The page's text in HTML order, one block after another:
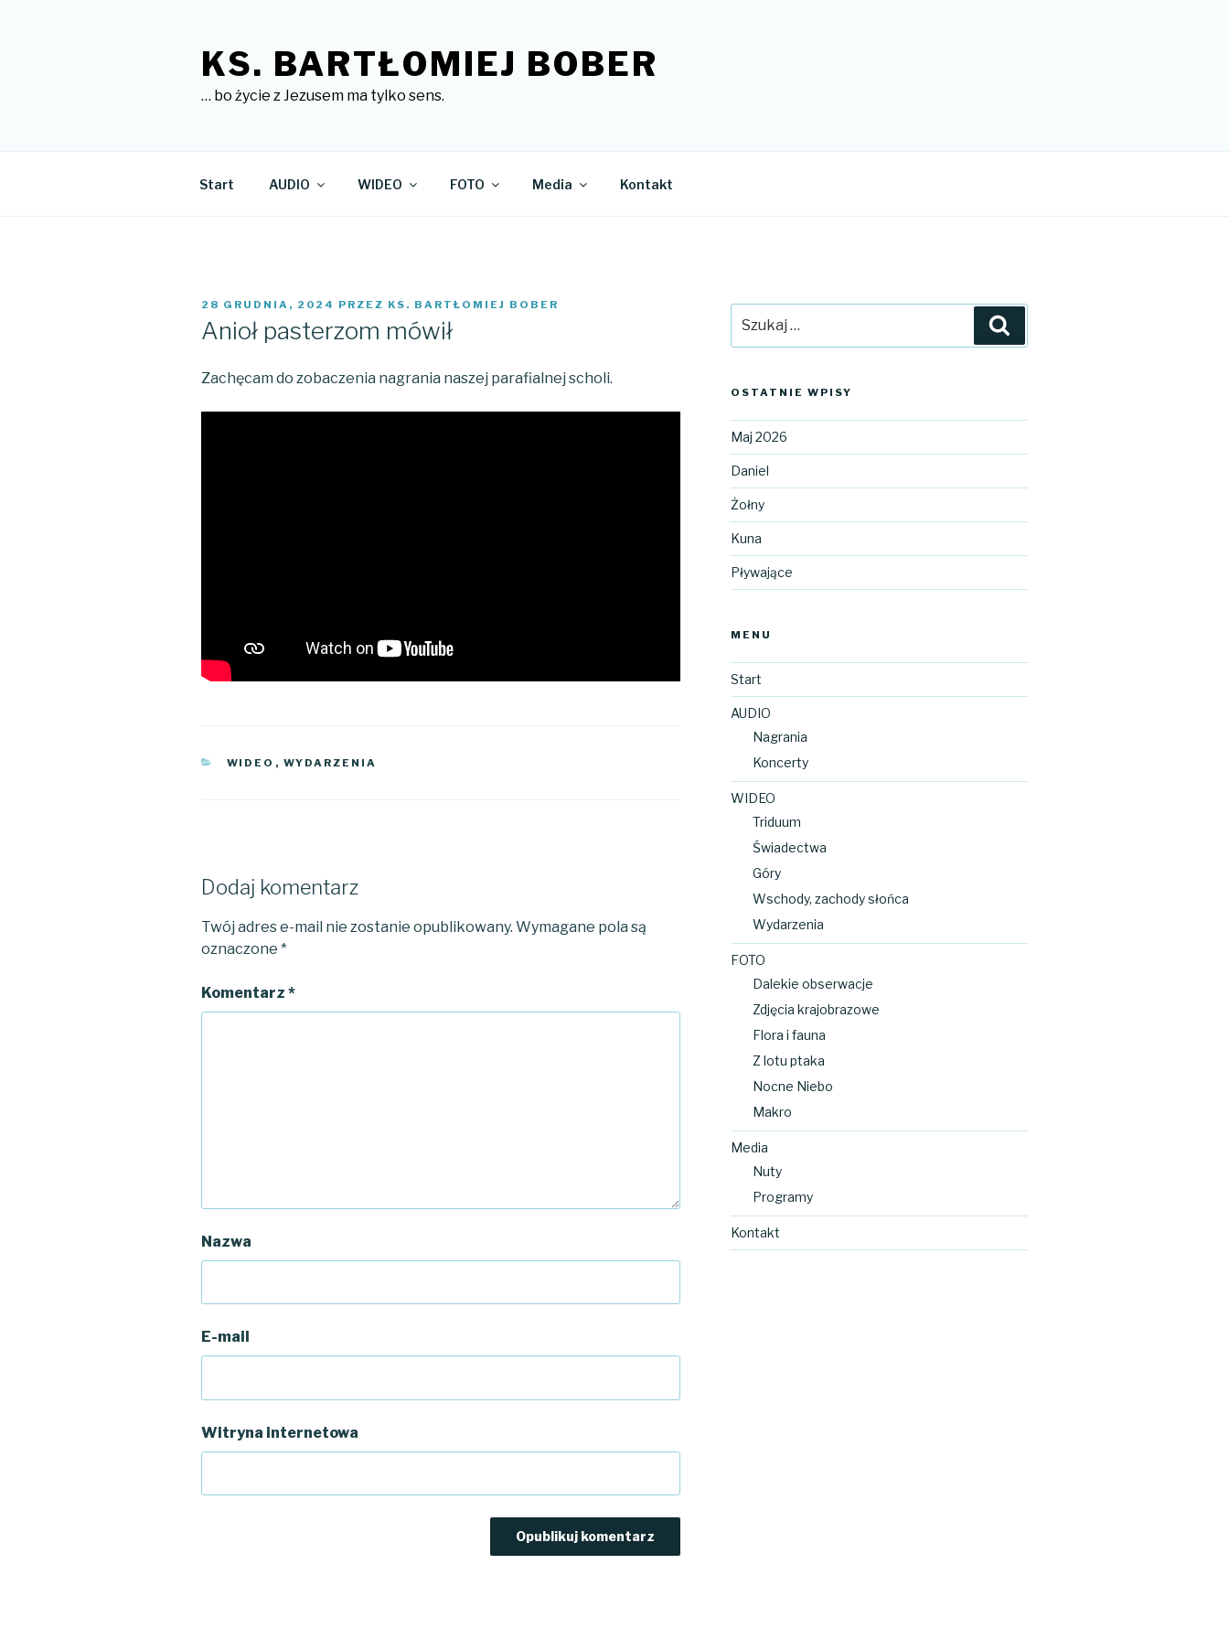
KS. BARTŁOMIEJ BOBER
… bo życie z Jezusem ma tylko sens.
Start AUDIO WIDEO FOTO Media Kontakt
OPUBLIKOWANE
28 GRUDNIA, 2024 PRZEZ KS. BARTŁOMIEJ BOBER
Anioł pasterzom mówił
Zachęcam do zobaczenia nagrania naszej parafialnej scholi.
KATEGORIE
WIDEO , WYDARZENIA
Dodaj komentarz
Twój adres e-mail nie zostanie opublikowany. Wymagane pola są
oznaczone *
Komentarz *
Nazwa
E-mail
Witryna internetowa
OSTATNIE WPISY
Maj 2026
Daniel
Żołny
Kuna
Pływające
MENU
Start
AUDIO
Nagrania
Koncerty
WIDEO
Triduum
Świadectwa
Góry
Wschody, zachody słońca
Wydarzenia
FOTO
Dalekie obserwacje
Zdjęcia krajobrazowe
Flora i fauna
Z lotu ptaka
Nocne Niebo
Makro
Media
Nuty
Programy
Kontakt